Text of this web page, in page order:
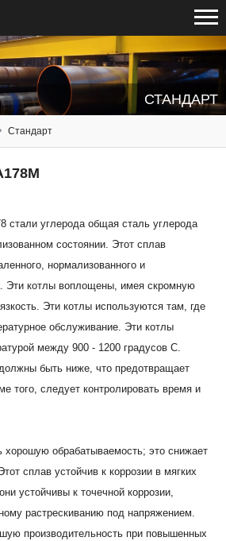
СТАНДАРТ
Стандарт
стали углерода общая сталь углерода
состоянии. Этот сплав
нормализованного и
Эти котлы воплощены, имея скромную
Эти котлы используются там, где
обслуживание. Эти котлы
между 900 - 1200 градусов C.
быть ниже, что предотвращает
того, следует контролировать время и
хорошую обрабатываемость; это снижает
сплав устойчив к коррозии в мягких
устойчивы к точечной коррозии,
растрескиванию под напряжением.
производительность при повышенных